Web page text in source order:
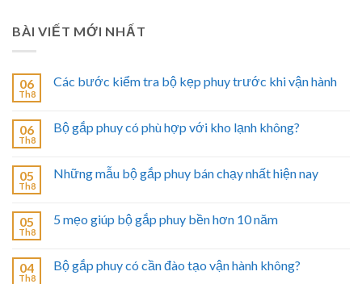
BÀI VIẾT MỚI NHẤT
06
Th8
Các bước kiểm tra bộ kẹp phuy trước khi vận hành
06
Th8
Bộ gắp phuy có phù hợp với kho lạnh không?
05
Th8
Những mẫu bộ gắp phuy bán chạy nhất hiện nay
05
Th8
5 mẹo giúp bộ gắp phuy bền hơn 10 năm
04
Th8
Bộ gắp phuy có cần đào tạo vận hành không?